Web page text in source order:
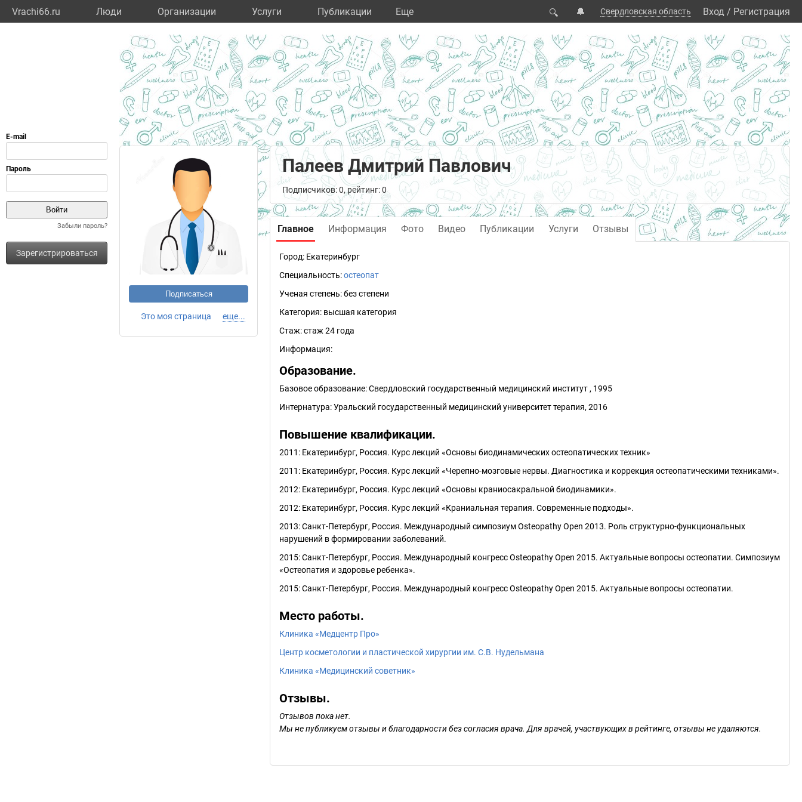
Vrachi66.ru Люди Организации Услуги Публикации Eще 🔍 🔔 Свердловская область Вход / Регистрация
Забыли пароль?
Зарегистрироваться
Подписаться
Это моя страница еще...
Палеев Дмитрий Павлович
Подписчиков: 0, рейтинг: 0
Главное Информация Фото Видео Публикации Услуги Отзывы
Город: Екатеринбург
Специальность:остеопат
Ученая степень:без степени
Категория: высшая категория
Стаж:стаж 24 года
Информация:
Образование.
Базовое образование: Свердловский государственный медицинский институт , 1995
Интернатура: Уральский государственный медицинский университет терапия, 2016
Повышение квалификации.
2011: Екатеринбург, Россия. Курс лекций «Основы биодинамических остеопатических техник»
2011: Екатеринбург, Россия. Курс лекций «Черепно-мозговые нервы. Диагностика и коррекция остеопатическими техниками».
2012: Екатеринбург, Россия. Курс лекций «Основы краниосакральной биодинамики».
2012: Екатеринбург, Россия. Курс лекций «Краниальная терапия. Современные подходы».
2013: Санкт-Петербург, Россия. Международный симпозиум Osteopathy Open 2013. Роль структурно-функциональных
нарушений в формировании заболеваний.
2015: Санкт-Петербург, Россия. Международный конгресс Osteopathy Open 2015. Актуальные вопросы остеопатии. Симпозиум
«Остеопатия и здоровье ребенка».
2015: Санкт-Петербург, Россия. Международный конгресс Osteopathy Open 2015. Актуальные вопросы остеопатии.
Место работы.
Клиника «Медцентр Про»
Центр косметологии и пластической хирургии им. С.В. Нудельмана
Клиника «Медицинский советник»
Отзывы.
Отзывов пока нет.
Мы не публикуем отзывы и благодарности без согласия врача. Для врачей, участвующих в рейтинге, отзывы не удаляются.